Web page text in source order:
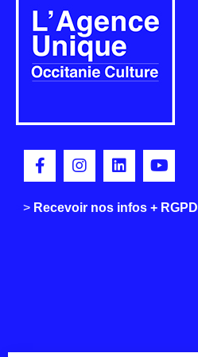
> Recevoir nos infos + RGPD